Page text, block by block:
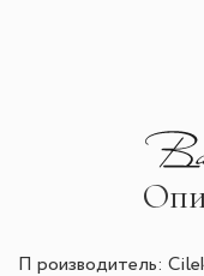
П роизводитель: